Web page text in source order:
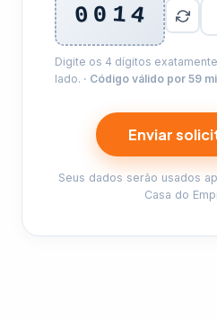
0 0 14
Digite os 4 dígitos
lado. · Código válido por 59
Enviar
Seus dados serão usados
Casa do